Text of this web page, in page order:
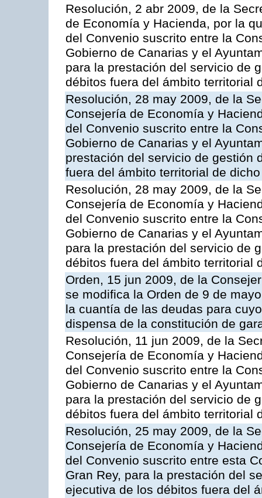
Resolución, 2 abr 2009, de la
de Economía y Hacienda, por la
del Convenio suscrito entre la
Gobierno de Canarias y el
para la prestación del servicio de
débitos fuera del ámbito territorial
Resolución, 28 may 2009, de la
Consejería de Economía y
del Convenio suscrito entre la
Gobierno de Canarias y el
prestación del servicio de gestión
fuera del ámbito territorial de
Resolución, 28 may 2009, de la
Consejería de Economía y
del Convenio suscrito entre la
Gobierno de Canarias y el
para la prestación del servicio de
débitos fuera del ámbito territorial
Orden, 15 jun 2009, de la
se modifica la Orden de 9 de
la cuantía de las deudas para
dispensa de la constitución de
Resolución, 11 jun 2009, de la
Consejería de Economía y
del Convenio suscrito entre la
Gobierno de Canarias y el
para la prestación del servicio de
débitos fuera del ámbito territorial
Resolución, 25 may 2009, de la
Consejería de Economía y
del Convenio suscrito entre esta
Gran Rey, para la prestación del
ejecutiva de los débitos fuera del